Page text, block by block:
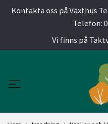
Kontakta oss på Växthus
Telefon:
Vi finns på